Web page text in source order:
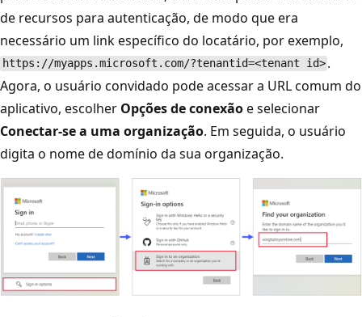
de recursos para autenticação, de modo que era
necessário um link específico do locatário, por exemplo,
https://myapps.microsoft.com/?tenantid=<tenant id> .
Agora, o usuário convidado pode acessar a URL comum do
aplicativo, escolher Opções de conexãoe selecionar
Conectar-se a uma organização. Em seguida, o usuário
digita o nome de domínio da sua organização.